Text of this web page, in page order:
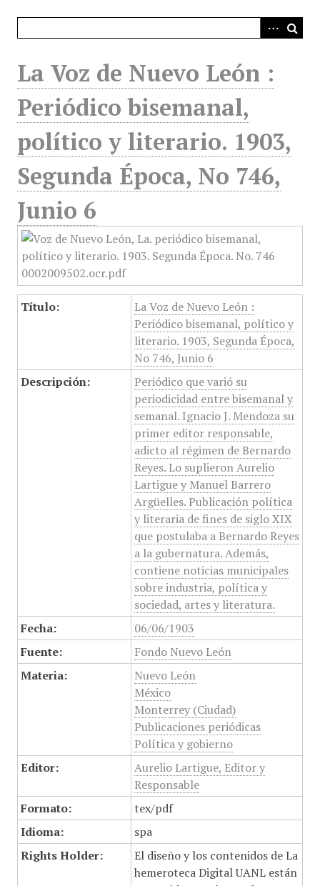
La Voz de Nuevo León :
Periódico bisemanal,
político y literario. 1903,
Segunda Época, No 746,
Junio 6
Título:
La Voz de Nuevo León :
Periódico bisemanal, político y
literario. 1903, Segunda Época,
No 746, Junio 6
Descripción:
Periódico que varió su
periodicidad entre bisemanal y
semanal. Ignacio J. Mendoza su
primer editor responsable,
adicto al régimen de Bernardo
Reyes. Lo suplieron Aurelio
Lartigue y Manuel Barrero
Argüelles. Publicación política
y literaria de fines de siglo XIX
que postulaba a Bernardo Reyes
a la gubernatura. Además,
contiene noticias municipales
sobre industria, política y
sociedad, artes y literatura.
Fecha:
06/06/1903
Fuente:
Fondo Nuevo León
Materia:
Nuevo León
México
Monterrey (Ciudad)
Publicaciones periódicas
Política y gobierno
Editor:
Aurelio Lartigue, Editor y
Responsable
Formato:
tex/pdf
Idioma:
spa
Rights Holder:
El diseño y los contenidos de La
hemeroteca Digital UANL están